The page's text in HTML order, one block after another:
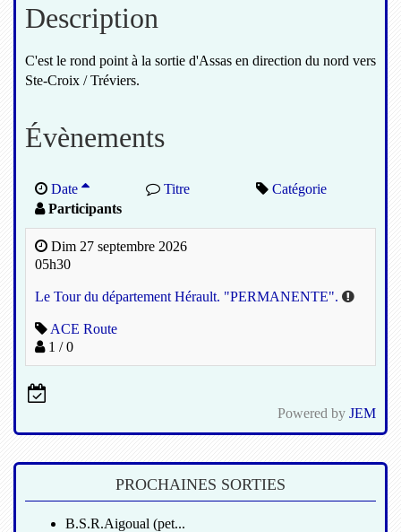
Description
C'est le rond point à la sortie d'Assas en direction du nord vers
Ste-Croix / Tréviers.
Évènements
Date Titre
Catégorie
Participants
Dim 27 septembre 2026
05h30
Le Tour du département Hérault. "PERMANENTE".
ACE Route
1 / 0
Powered by JEM
PROCHAINES SORTIES
B.S.R.Aigoual (pet...